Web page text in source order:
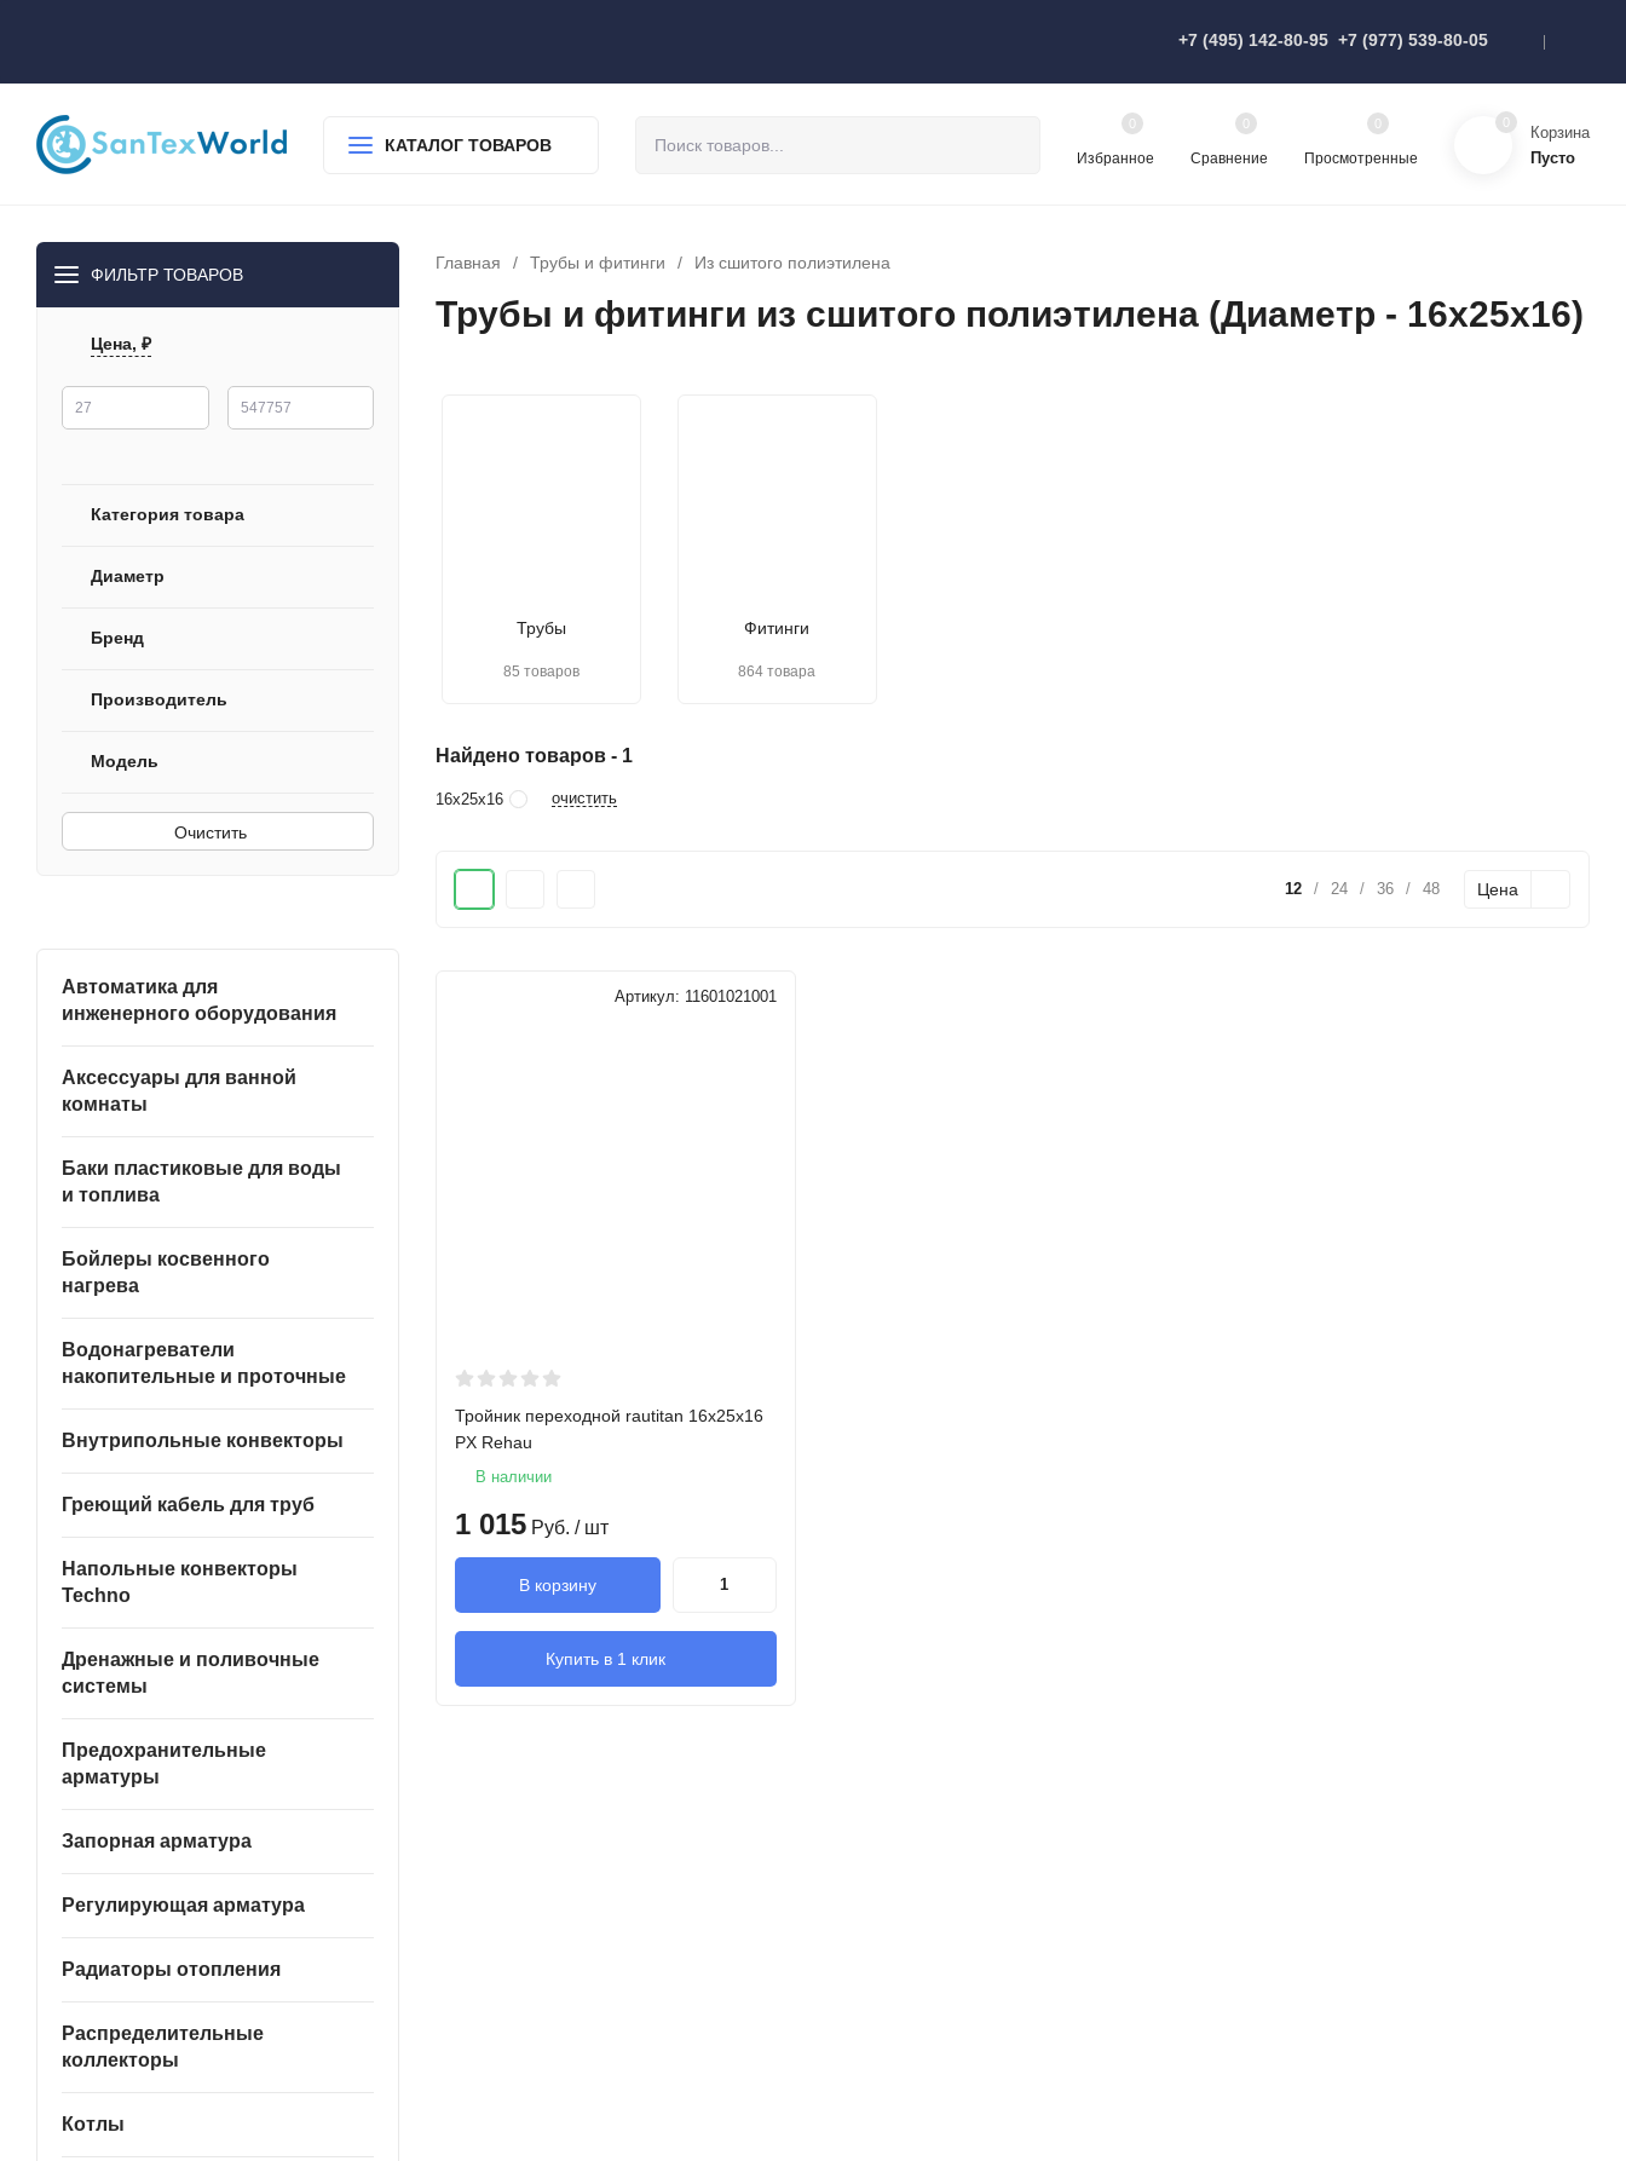
+7 (495) 142-80-95 +7 (977) 539-80-05
КАТАЛОГ ТОВАРОВ
Избранное
0
Сравнение
0
Просмотренные
0 0
Корзина
Пусто
ФИЛЬТР ТОВАРОВ
Цена, ₽
Категория товара
Диаметр
Бренд
Производитель
Модель
Очистить
Автоматика для
инженерного оборудования
Аксессуары для ванной
комнаты
Баки пластиковые для воды
и топлива
Бойлеры косвенного
нагрева
Водонагреватели
накопительные и проточные
Внутрипольные конвекторы
Греющий кабель для труб
Напольные конвекторы
Techno
Дренажные и поливочные
системы
Предохранительные
арматуры
Запорная арматура
Регулирующая арматура
Радиаторы отопления
Распределительные
коллекторы
Котлы
Главная / Трубы и фитинги / Из сшитого полиэтилена
Трубы и фитинги из сшитого полиэтилена (Диаметр - 16х25х16)
Трубы
85 товаров
Фитинги
864 товара
Найдено товаров - 1
16х25х16 очистить
12 / 24 / 36 / 48 Цена
Артикул: 11601021001
Тройник переходной rautitan 16х25х16
PX Rehau
В наличии
1 015 Руб. / шт
В корзину
Купить в 1 клик